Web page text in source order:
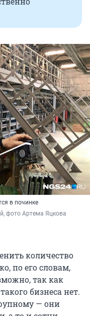
в починке
фото Артема Яцкова
количество
по его словам,
так как
бизнеса нет.
— они